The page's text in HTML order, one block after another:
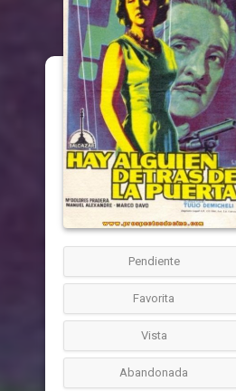
Pendiente
Favorita
Vista
Abandonada